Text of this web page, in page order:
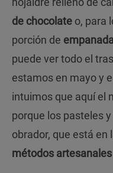
de chocolate o, para
porción de
puede ver todo el
estamos en mayo y
intuimos que aquí el
porque los pasteles
obrador, que está en
métodos